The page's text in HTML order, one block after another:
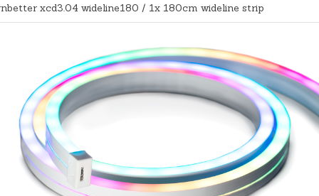
xcd3.04 wideline180 / 1x 180cm wideline strip